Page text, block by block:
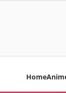
Home